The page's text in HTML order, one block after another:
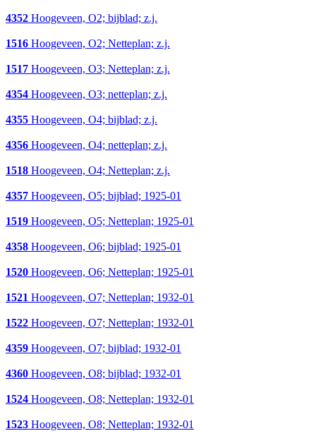
4352 Hoogeveen, O2; bijblad; z.j.
1516 Hoogeveen, O2; Netteplan; z.j.
1517 Hoogeveen, O3; Netteplan; z.j.
4354 Hoogeveen, O3; netteplan; z.j.
4355 Hoogeveen, O4; bijblad; z.j.
4356 Hoogeveen, O4; netteplan; z.j.
1518 Hoogeveen, O4; Netteplan; z.j.
4357 Hoogeveen, O5; bijblad; 1925-01
1519 Hoogeveen, O5; Netteplan; 1925-01
4358 Hoogeveen, O6; bijblad; 1925-01
1520 Hoogeveen, O6; Netteplan; 1925-01
1521 Hoogeveen, O7; Netteplan; 1932-01
1522 Hoogeveen, O7; Netteplan; 1932-01
4359 Hoogeveen, O7; bijblad; 1932-01
4360 Hoogeveen, O8; bijblad; 1932-01
1524 Hoogeveen, O8; Netteplan; 1932-01
1523 Hoogeveen, O8; Netteplan; 1932-01